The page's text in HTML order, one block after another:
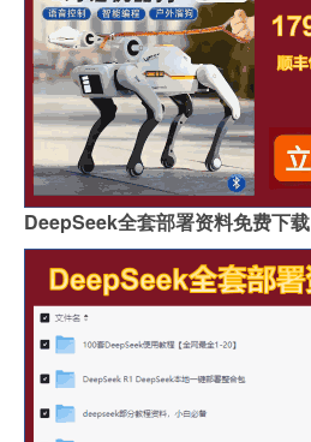
DeepSeek全套部署资料免费下载